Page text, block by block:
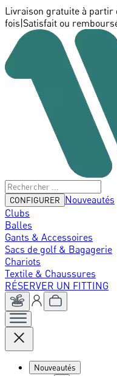
Livraison gratuite à partir
fois Satisfait ou
CONFIGURER
Nouveautés
Clubs
Balles
Gants & Accessoires
Sacs de golf & Bagagerie
Chariots
Textile & Chaussures
RÉSERVER UN FITTING
Nouveautés